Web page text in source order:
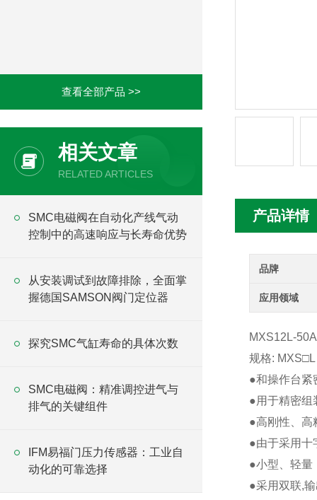
查看全部产品 >>
相关文章
RELATED ARTICLES
SMC电磁阀在自动化产线气动
控制中的高速响应与长寿命优势
从安装调试到故障排除，全面掌
握德国SAMSON阀门定位器
探究SMC气缸寿命的具体次数
SMC电磁阀：精准调控进气与
排气的关键组件
IFM易福门压力传感器：工业自
动化的可靠选择
产品详情
品牌
应用领域
MXS12L-
规格:
●和操作台紧
●用于精密组
●高刚性、高
●由于采用十
●小型、轻量
●采用双联,